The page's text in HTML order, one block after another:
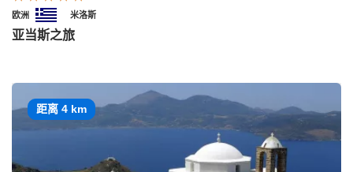
欧洲 米洛斯
亚当斯之旅
距离 4 km